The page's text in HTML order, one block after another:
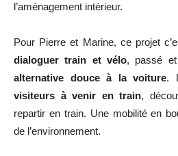
l’aménagement intérieur.
Pour Pierre et Marine, ce projet
dialoguer train et vélo, passé
alternative douce à la voiture.
visiteurs à venir en train,
repartir en train. Une mobilité en
de l’environnement.